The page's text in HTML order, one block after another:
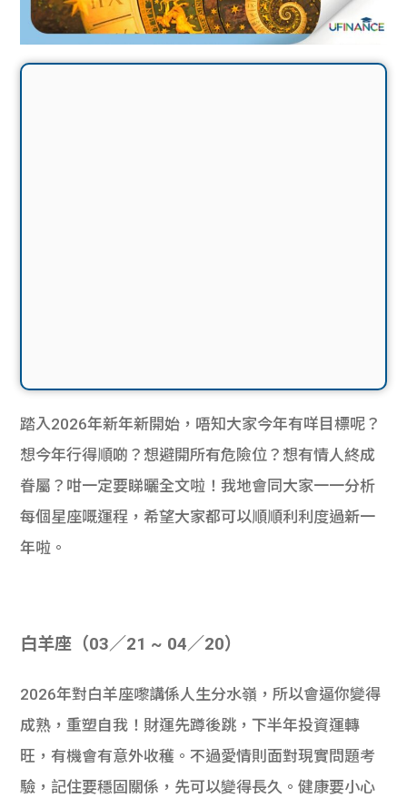
踏入2026年新年新開始，唔知大家今年有咩目標呢？
想今年行得順啲？想避開所有危險位？想有情人終成
眷屬？咁一定要睇曬全文啦！我地會同大家一一分析
每個星座嘅運程，希望大家都可以順順利利度過新一
年啦。
白羊座（03／21 ~ 04／20）
2026年對白羊座嚟講係人生分水嶺，所以會逼你變得
成熟，重塑自我！財運先蹲後跳，下半年投資運轉
旺，有機會有意外收穫。不過愛情則面對現實問題考
驗，記住要穩固關係，先可以變得長久。健康要小心